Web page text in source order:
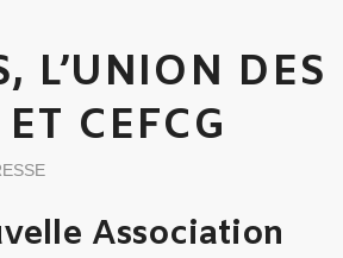
L’UNION DES
CEFCG
Association